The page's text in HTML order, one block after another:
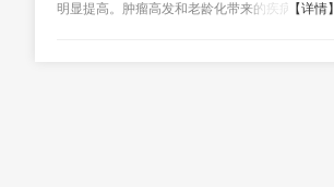
明显提高。肿瘤高发和老龄化带来的疾病问题也
【详情】